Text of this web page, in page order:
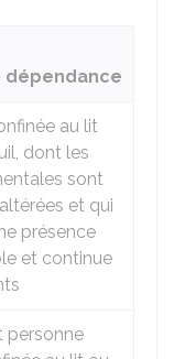
dépendance
au lit
dont les
sont
et qui
présence
et continue
personne